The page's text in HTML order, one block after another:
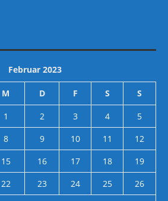
Februar 2023
M D F S S
1 2 3 4
5
8 9 10 11
12
15 16 17 18
19
22 23 24 25
26